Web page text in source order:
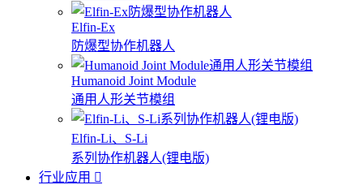
Elfin-Ex
防爆型协作机器人
Humanoid Joint Module
通用人形关节模组
Elfin-Li、S-Li
系列协作机器人(锂电版)
行业应用